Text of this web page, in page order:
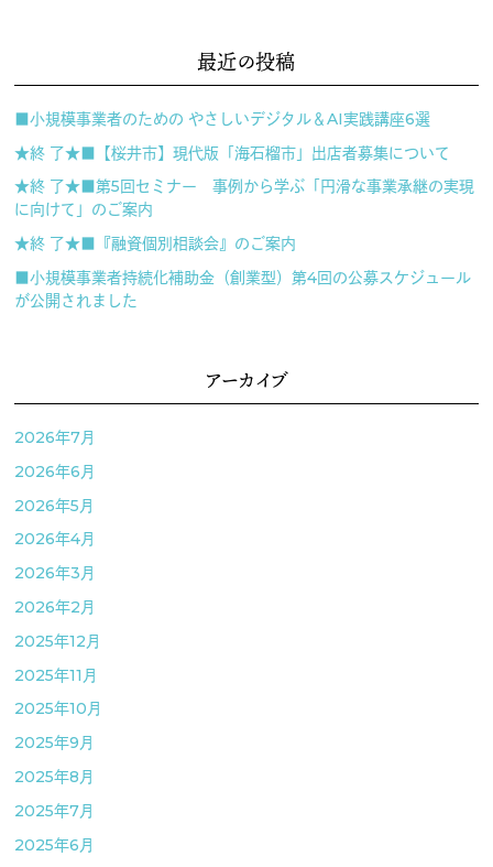
最近の投稿
■小規模事業者のための やさしいデジタル＆AI実践講座6選
★終 了★■【桜井市】現代版「海石榴市」出店者募集について
★終 了★■第5回セミナー 事例から学ぶ「円滑な事業承継の実現
に向けて」のご案内
★終 了★■『融資個別相談会』のご案内
■小規模事業者持続化補助金（創業型）第4回の公募スケジュール
が公開されました
アーカイブ
2026年7月
2026年6月
2026年5月
2026年4月
2026年3月
2026年2月
2025年12月
2025年11月
2025年10月
2025年9月
2025年8月
2025年7月
2025年6月